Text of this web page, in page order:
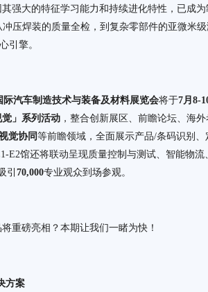
强大的特征学习能力和持续进化特性，已成
压焊装的质量全检，到复杂零部件的亚微米
引擎。
汽车制造技术与装备及材料展览会将于7月8-
觉」系列活动，整合创新展区、前瞻论坛、海外
觉协同等前瞻领域，全面展示产品/条码识别
E2馆还将联动呈现质量控制与测试、智能物
引 70,000专业观众到场参观。
重磅亮相？本期让我们一睹为快！
方案